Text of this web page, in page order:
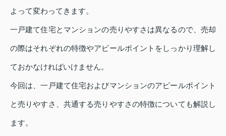
よって変わってきます。
一戸建て住宅とマンションの売りやすさは異なるので、売却
の際はそれぞれの特徴やアピールポイントをしっかり理解し
ておかなければいけません。
今回は、一戸建て住宅およびマンションのアピールポイント
と売りやすさ、共通する売りやすさの特徴についても解説し
ます。